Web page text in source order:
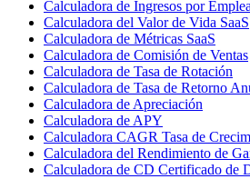
Calculadora de Ingresos por
Calculadora del Valor de Vida SaaS
Calculadora de Métricas SaaS
Calculadora de Comisión de Ventas
Calculadora de Tasa de Rotación
Calculadora de Tasa de Retorno
Calculadora de Apreciación
Calculadora de APY
Calculadora CAGR Tasa de
Calculadora del Rendimiento de
Calculadora de CD Certificado de